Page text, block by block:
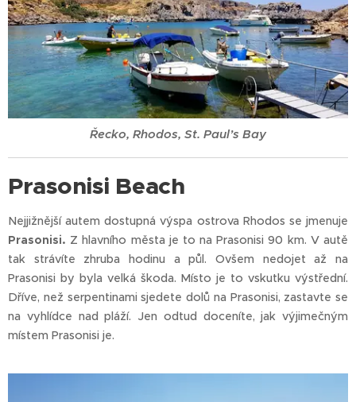
Řecko, Rhodos, St. Paul’s Bay
Prasonisi Beach
Nejjižnější autem dostupná výspa ostrova Rhodos se jmenuje
Prasonisi. Z hlavního města je to na Prasonisi 90 km. V autě
tak strávíte zhruba hodinu a půl. Ovšem nedojet až na
Prasonisi by byla velká škoda. Místo je to vskutku výstřední.
Dříve, než serpentinami sjedete dolů na Prasonisi, zastavte se
na vyhlídce nad pláží. Jen odtud doceníte, jak výjimečným
místem Prasonisi je.